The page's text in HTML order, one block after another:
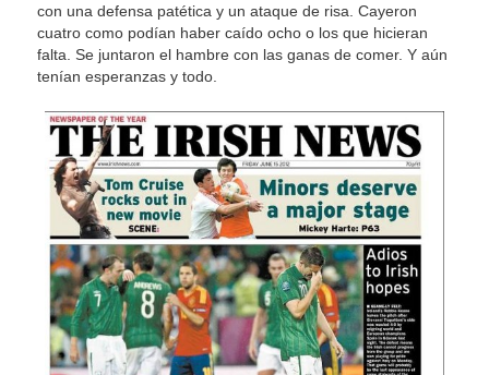
con una defensa patética y un ataque de risa. Cayeron
cuatro como podían haber caído ocho o los que hicieran
falta. Se juntaron el hambre con las ganas de comer. Y aún
tenían esperanzas y todo.